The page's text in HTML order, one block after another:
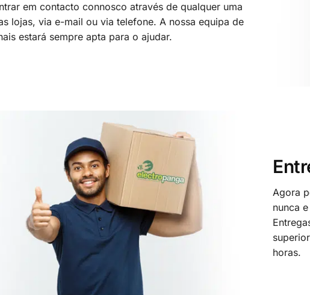
em contacto connosco através de qualquer uma
lojas, via e-mail ou via telefone. A nossa equipa de
estará sempre apta para o ajudar.
Agora
nunca
horas.